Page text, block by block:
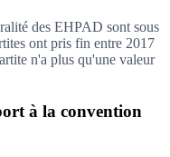
des EHPAD sont sous
ont pris fin entre 2017
n'a plus qu'une valeur
à la convention